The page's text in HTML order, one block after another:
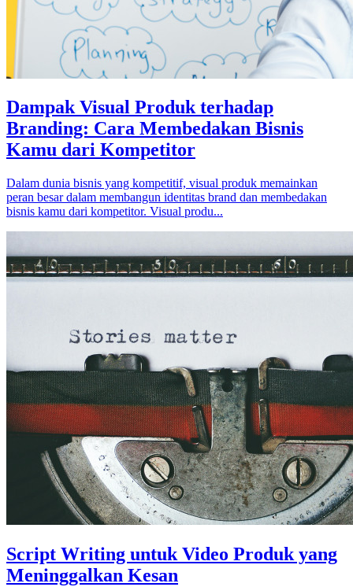
Dampak Visual Produk terhadap
Branding: Cara Membedakan Bisnis
Kamu dari Kompetitor
Dalam dunia bisnis yang kompetitif, visual produk memainkan
peran besar dalam membangun identitas brand dan membedakan
bisnis kamu dari kompetitor. Visual produ...
Script Writing untuk Video Produk yang
Meninggalkan Kesan